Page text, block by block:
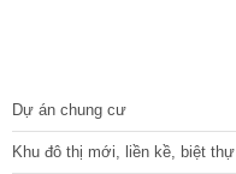
Dự án chung cư
Khu đô thị mới, liền kề, biệt thự